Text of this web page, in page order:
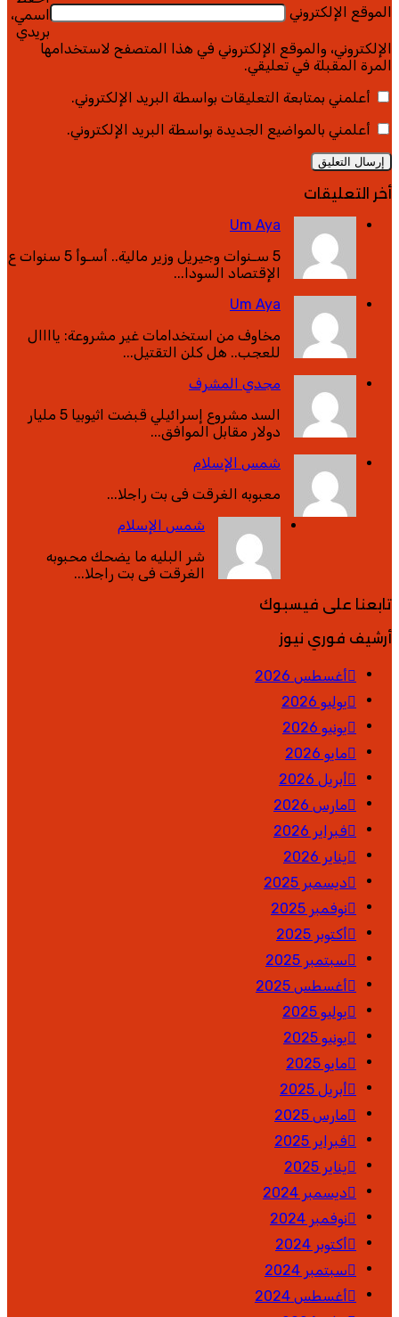
الموقع الإلكتروني
اسمي،
بريدي
الإلكتروني، والموقع الإلكتروني في هذا المتصفح لاستخدامها
المرة المقبلة في تعليقي.
أعلمني بمتابعة التعليقات بواسطة البريد الإلكتروني.
أعلمني بالمواضيع الجديدة بواسطة البريد الإلكتروني.
أخر التعليقات
Um Aya
5 سـنوات وجيريل وزير مالية.. أسـوأ 5 سنوات ع
الإقتصاد السودا...
Um Aya
مخاوف من استخدامات غير مشروعة: ياااال
للعجب.. هل كلن التقتيل...
مجدي المشرف
السد مشروع إسرائيلي قبضت اثيوبيا 5 مليار
دولار مقابل الموافق...
شمس الإسلام
معبوبه الغرقت فى بت راجلا...
شمس الإسلام
شر البليه ما يضحك محبوبه
الغرقت فى بت راجلا...
تابعنا على فيسبوك
أرشيف فوري نيوز
أغسطس 2026
يوليو 2026
يونيو 2026
مايو 2026
أبريل 2026
مارس 2026
فبراير 2026
يناير 2026
ديسمبر 2025
نوفمبر 2025
أكتوبر 2025
سبتمبر 2025
أغسطس 2025
يوليو 2025
يونيو 2025
مايو 2025
أبريل 2025
مارس 2025
فبراير 2025
يناير 2025
ديسمبر 2024
نوفمبر 2024
أكتوبر 2024
سبتمبر 2024
أغسطس 2024